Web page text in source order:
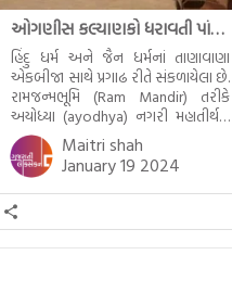
ઓગણીસ કલ્યાણકો ધરાવતી પાંચ તીર્થંકરોની પરમ પાવન જન્મભૂમિ – અયોધ્યા (Ayodhya)
હિંદુ ધર્મ અને જૈન ધર્મનાં તાણાવાણા
એકબીજા સાથે પ્રગાઢ રીતે સંકળાયેલા છે.
રામજન્મભૂમિ (Ram Mandir) તરીકે
અયોધ્યા (ayodhya) નગરી મહાતીર્થનું
ગૌરવ પામી છે, તો એ જ રીતે જૈન ધર્મના
ચોવીસ તીર્થંકરોમાંથી પાંચ-પાંચ
તીર્થંકરોનો જન્મ આ અયોધ્યાની પાવન
ભૂમિ પર થયો છે. જૈન ધર્મમાં ચોવીસ
તીર્થંકરોમાંથી પાંચ-પાંચ તીર્થંકરોનાં
કલ્યાણકો અહીં આવ્યાં છે. દરેક
તીર્થંકરના જીવનની ચ્યવન(માતાના […]
Maitri shah
January 19 2024